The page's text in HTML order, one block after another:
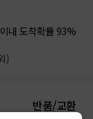
이내 도착확률 93%
)
반품/교환